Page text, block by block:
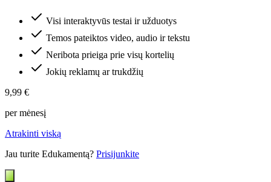
Visi interaktyvūs testai ir užduotys
Temos pateiktos video, audio ir tekstu
Neribota prieiga prie visų kortelių
Jokių reklamų ar trukdžių
9,99 €
per mėnesį
Atrakinti viską
Jau turite Edukamentą? Prisijunkite